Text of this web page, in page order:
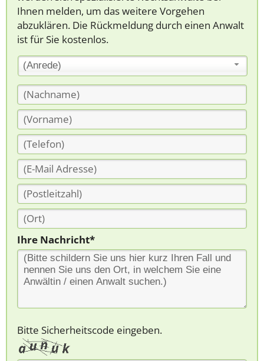
Ihnen melden, um das weitere Vorgehen
abzuklären. Die Rückmeldung durch einen Anwalt
ist für Sie kostenlos.
(Anrede)
Ihre Nachricht*
Bitte Sicherheitscode eingeben.